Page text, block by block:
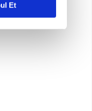
Bu
için Ayarlar
Et